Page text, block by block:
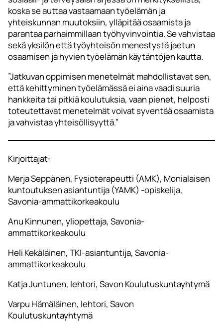
koska se auttaa vastaamaan työelämän ja
yhteiskunnan muutoksiin, ylläpitää osaamista ja
parantaa parhaimmillaan työhyvinvointia. Se vahvistaa
sekä yksilön että työyhteisön menestystä jaetun
osaamisen ja hyvien työelämän käytäntöjen kautta.
”Jatkuvan oppimisen menetelmät mahdollistavat sen,
että kehittyminen työelämässä ei aina vaadi suuria
hankkeita tai pitkiä koulutuksia, vaan pienet, helposti
toteutettavat menetelmät voivat syventää osaamista
ja vahvistaa yhteisöllisyyttä.”
Kirjoittajat:
Merja Seppänen, Fysioterapeutti (AMK), Monialaisen
kuntoutuksen asiantuntija (YAMK) -opiskelija,
Savonia-ammattikorkeakoulu
Anu Kinnunen, yliopettaja, Savonia-
ammattikorkeakoulu
Heli Kekäläinen, TKI-asiantuntija, Savonia-
ammattikorkeakoulu
Katja Juntunen, lehtori, Savon Koulutuskuntayhtymä
Varpu Hämäläinen, lehtori, Savon
Koulutuskuntayhtymä